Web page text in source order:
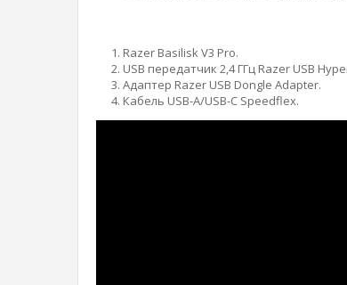
Razer Basilisk V3 Pro.
USB передатчик 2,4 ГГц Razer USB
Адаптер Razer USB Dongle Adapter.
Кабель USB-A/USB-C Speedflex.